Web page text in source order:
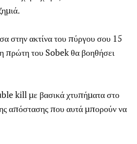
στην ακτίνα του πύργου σου 15
πρώτη του Sobek θα βοηθήσει
kill με βασικά χτυπήματα στο
απόστασης που αυτά μπορούν να